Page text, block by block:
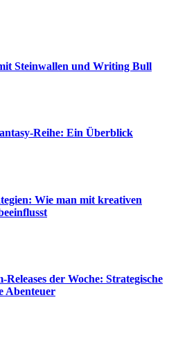
Steinwallen und Writing Bull
Reihe: Ein Überblick
Wie man mit kreativen
Releases der Woche: Strategische
Abenteuer